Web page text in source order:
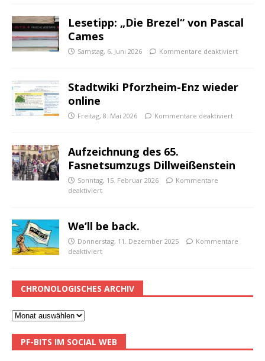
Lesetipp: „Die Brezel“ von Pascal
Cames
Samstag, 6. Juni 2026 Kommentare deaktiviert
Stadtwiki Pforzheim-Enz wieder
online
Freitag, 8. Mai 2026 Kommentare deaktiviert
Aufzeichnung des 65.
Fasnetsumzugs Dillweißenstein
Sonntag, 15. Februar 2026
Kommentare
deaktiviert
We’ll be back.
Donnerstag, 11. Dezember 2025
Kommentare
deaktiviert
CHRONOLOGISCHES ARCHIV
PF-BITS IM SOCIAL WEB